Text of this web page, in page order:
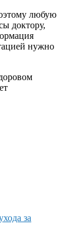
любую
доктору,
нужно
за